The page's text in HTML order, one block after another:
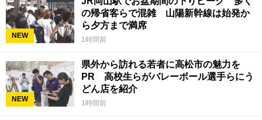
NEW
の帰省客らで混雑 山陽新幹線は始発か
ら夕方まで満席
1時間前
NEW
県外から訪れる若者に高松市の魅力を
PR 高校生らがバレーボール選手らにう
どん店を紹介
1時間前